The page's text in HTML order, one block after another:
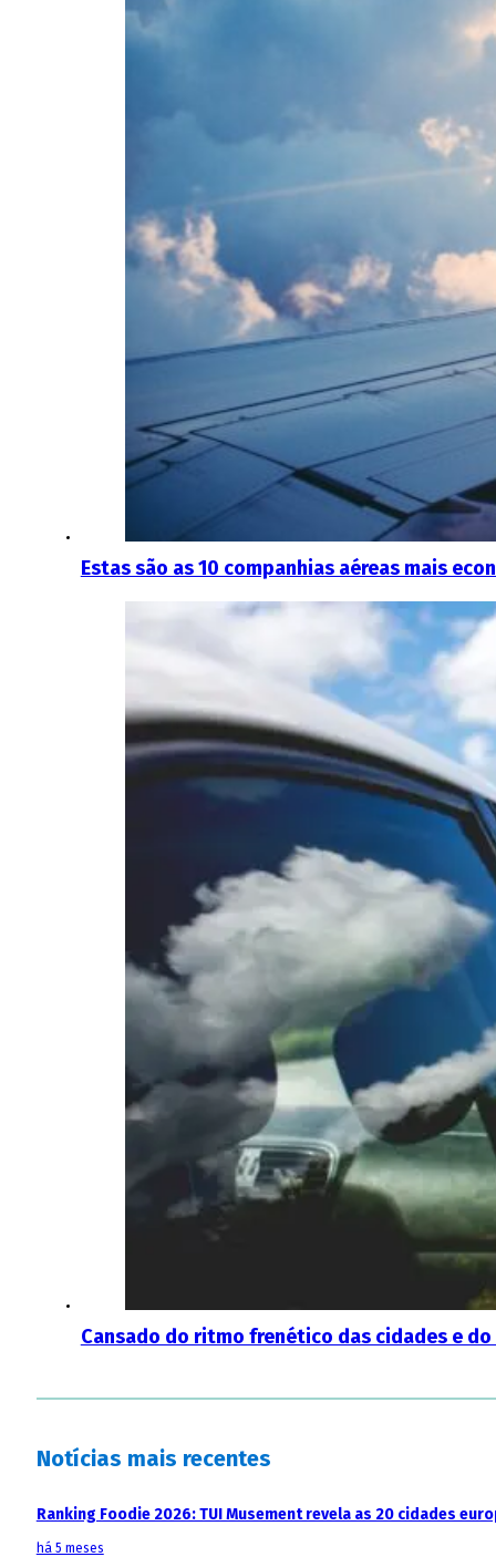
Estas são as 10 companhias aéreas mais
Cansado do ritmo frenético das cidades e
Notícias mais recentes
Ranking Foodie 2026: TUI Musement revela as 20 cidades
há 5 meses